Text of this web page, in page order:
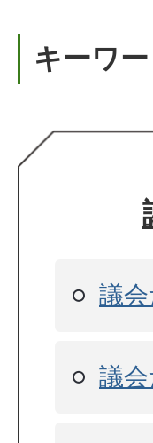
キーワ
議
議